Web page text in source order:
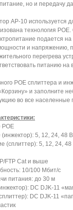
но и передачу
AP-10 используется
технология
подается
и напряжению,
перегрева
питанию на
POE сплиттера и
и заполните
во все населенные
POE
5, 12, 24, 48 В
(сплиттер): 5, 12, 24, 48
FTP Cat и выше
10/100 Мбит/с
питания: до 30 м
DC DJK-11
DC DJK-11